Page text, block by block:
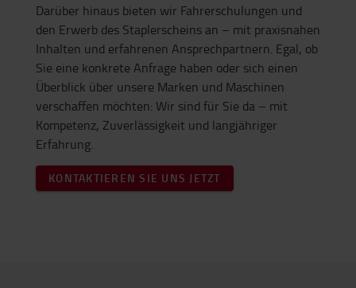
Darüber hinaus bieten wir Fahrerschulungen und
den Erwerb des Staplerscheins an – mit praxisnahen
Inhalten und erfahrenen Ansprechpartnern. Egal, ob
Sie eine konkrete Anfrage haben oder sich einen
Überblick über unsere Marken und Maschinen
verschaffen möchten: Wir sind für Sie da – mit
Kompetenz, Zuverlässigkeit und langjähriger
Erfahrung.
KONTAKTIEREN SIE UNS JETZT